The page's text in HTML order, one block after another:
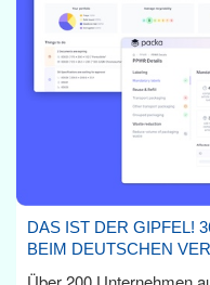
DAS IST DER GIPFEL!
BEIM DEUTSCHEN